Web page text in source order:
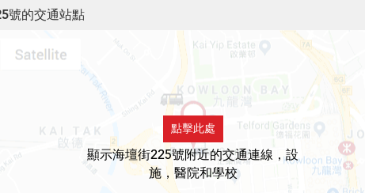
號的交通站點
點擊此處
顯示海壇街225號附近的交通連線，設
施，醫院和學校